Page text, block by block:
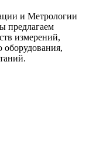
и Метрологии
предлагаем
измерений,
оборудования,